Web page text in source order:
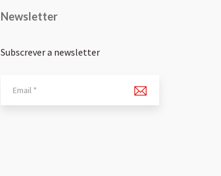
Newsletter
Subscrever a newsletter